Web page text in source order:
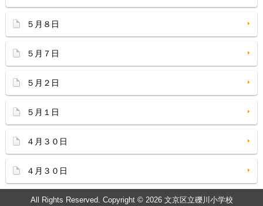
５月８日
５月７日
５月２日
５月１日
４月３０日
４月３０日
All Rights Reserved. Copyright © 2026 文京区立礫川小学校